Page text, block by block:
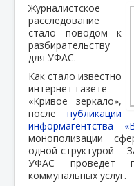
Журналистское
расследование
стало поводом к
разбирательству
для УФАС.
Как стало известно
интернет-газете
«Кривое зеркало»,
после публикации
информагентства
монополизации
одной структурой –
УФАС проведет
коммунальных услуг.